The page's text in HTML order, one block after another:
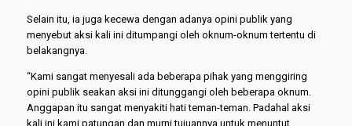
Selain itu, ia juga kecewa dengan adanya opini publik yang
menyebut aksi kali ini ditumpangi oleh oknum-oknum tertentu di
belakangnya.
“Kami sangat menyesali ada beberapa pihak yang menggiring
opini publik seakan aksi ini ditunggangi oleh beberapa oknum.
Anggapan itu sangat menyakiti hati teman-teman. Padahal aksi
kali ini kami patungan dan murni tujuannya untuk menuntut